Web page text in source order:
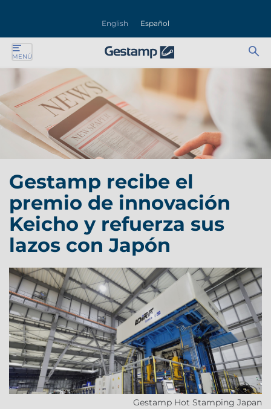
English Español
MENÚ
Gestamp recibe el
premio de innovación
Keicho y refuerza sus
lazos con Japón
Gestamp Hot Stamping Japan